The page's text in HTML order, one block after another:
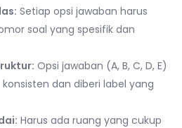
Setiap opsi jawaban harus
soal yang spesifik dan
Opsi jawaban (A, B, C, D, E)
dan diberi label yang
Harus ada ruang yang cukup